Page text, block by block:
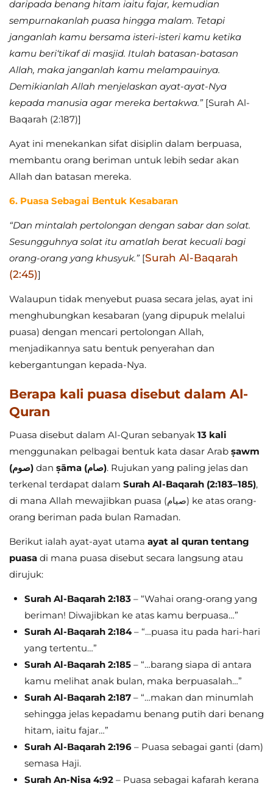
daripada benang hitam iaitu fajar, kemudian
sempurnakanlah puasa hingga malam. Tetapi
janganlah kamu bersama isteri-isteri kamu ketika
kamu beri‘tikaf di masjid. Itulah batasan-batasan
Allah, maka janganlah kamu melampauinya.
Demikianlah Allah menjelaskan ayat-ayat-Nya
kepada manusia agar mereka bertakwa.”[Surah Al-
Baqarah (2:187)]
Ayat ini menekankan sifat disiplin dalam berpuasa,
membantu orang beriman untuk lebih sedar akan
Allah dan batasan mereka.
6. Puasa Sebagai Bentuk Kesabaran
“Dan mintalah pertolongan dengan sabar dan solat.
Sesungguhnya solat itu amatlah berat kecuali bagi
orang-orang yang khusyuk.”[Surah Al-Baqarah
(2:45)]
Walaupun tidak menyebut puasa secara jelas, ayat ini
menghubungkan kesabaran (yang dipupuk melalui
puasa) dengan mencari pertolongan Allah,
menjadikannya satu bentuk penyerahan dan
kebergantungan kepada-Nya.
Berapa kali puasa disebut dalam Al-
Quran
Puasa disebut dalam Al-Quran sebanyak 13 kali
menggunakan pelbagai bentuk kata dasar Arab ṣawm
(صوم) dan ṣāma (صام). Rujukan yang paling jelas dan
terkenal terdapat dalam Surah Al-Baqarah (2:183–185),
di mana Allah mewajibkan puasa (صيام) ke atas orang-
orang beriman pada bulan Ramadan.
Berikut ialah ayat-ayat utama ayat al quran tentang
puasa di mana puasa disebut secara langsung atau
dirujuk:
Surah Al-Baqarah 2:183 – “Wahai orang-orang yang
beriman! Diwajibkan ke atas kamu berpuasa…”
Surah Al-Baqarah 2:184– “…puasa itu pada hari-hari
yang tertentu…”
Surah Al-Baqarah 2:185 – “…barang siapa di antara
kamu melihat anak bulan, maka berpuasalah…”
Surah Al-Baqarah 2:187 – “…makan dan minumlah
sehingga jelas kepadamu benang putih dari benang
hitam, iaitu fajar…”
Surah Al-Baqarah 2:196 – Puasa sebagai ganti (dam)
semasa Haji.
Surah An-Nisa 4:92 – Puasa sebagai kafarah kerana